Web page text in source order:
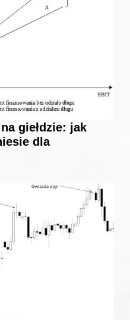
giełdzie: jak
dla